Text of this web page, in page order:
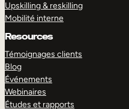
Upskilling & reskilling
Mobilité interne
Resources
Témoignages clients
Blog
Événements
Webinaires
Études et rapports